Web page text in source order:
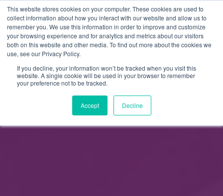
This website stores cookies on your computer. These cookies are used to
collect information about how you interact with our website and allow us to
remember you. We use this information in order to improve and customize
your browsing experience and for analytics and metrics about our visitors
both on this website and other media. To find out more about the cookies we
use, see our Privacy Policy.
If you decline, your information won’t be tracked when you visit this
website. A single cookie will be used in your browser to remember
your preference not to be tracked.
Accept Decline
FI
EN